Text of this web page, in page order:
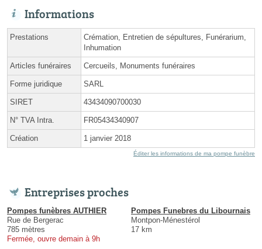
Informations
Prestations
Crémation, Entretien de sépultures, Funérarium,
Inhumation
Articles funéraires Cercueils, Monuments funéraires
Forme juridique SARL
SIRET 43434090700030
N° TVA Intra. FR05434340907
Création 1 janvier 2018
Éditer les informations de ma pompe funèbre
Entreprises proches
Pompes funèbres AUTHIER
Rue de Bergerac
785 mètres
Fermée, ouvre demain à 9h
Pompes Funebres du Libournais
Montpon-Ménestérol
17 km